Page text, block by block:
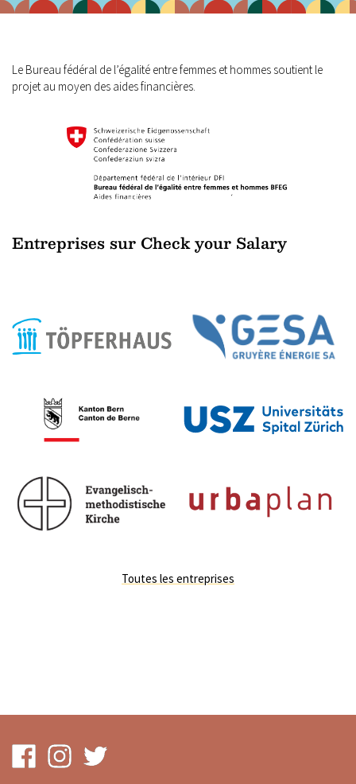
Le Bureau fédéral de l’égalité entre femmes et hommes soutient le
projet au moyen des aides financières.
Entreprises sur Check your Salary
Toutes les entreprises